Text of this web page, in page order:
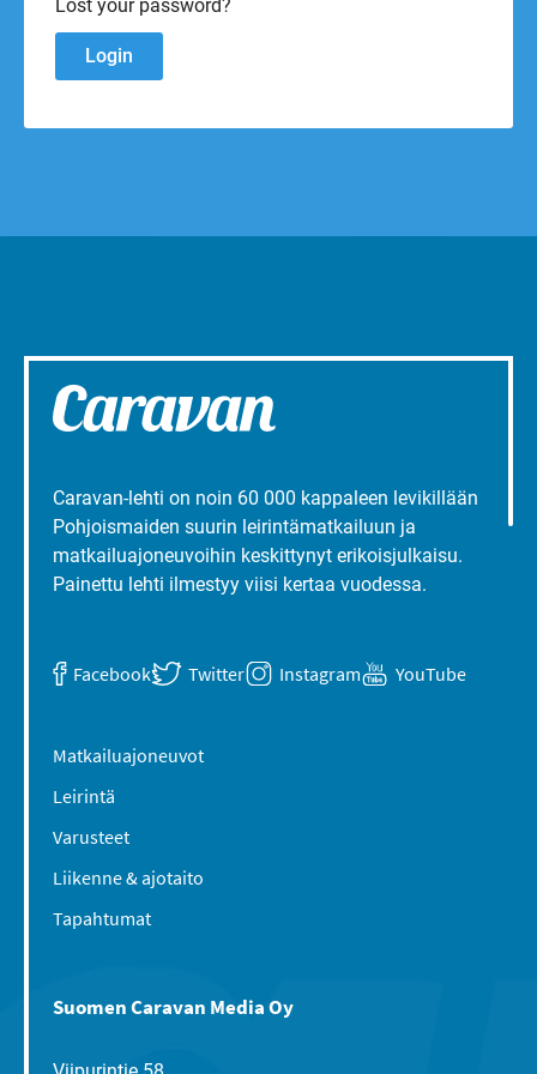
Lost your password?
Caravan-lehti on noin 60 000 kappaleen levikillään
Pohjoismaiden suurin leirintämatkailuun ja
matkailuajoneuvoihin keskittynyt erikoisjulkaisu.
Painettu lehti ilmestyy viisi kertaa vuodessa.
Facebook Twitter Instagram YouTube
Matkailuajoneuvot
Leirintä
Varusteet
Liikenne & ajotaito
Tapahtumat
Suomen Caravan Media Oy